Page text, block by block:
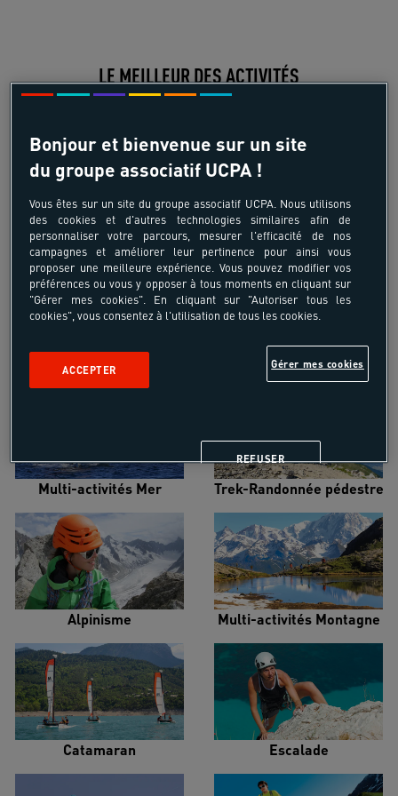
LE MEILLEUR DES ACTIVITÉS
Surf Snowboard
Ski alpin Plongée
Multi-activités Mer Trek-Randonnée pédestre
Alpinisme Multi-activités Montagne
Catamaran Escalade
Bonjour et bienvenue sur un site
du groupe associatif UCPA !
Vous êtes sur un site du groupe associatif UCPA. Nous utilisons
des cookies et d'autres technologies similaires afin de
personnaliser votre parcours, mesurer l'efficacité de nos
campagnes et améliorer leur pertinence pour ainsi vous
proposer une meilleure expérience. Vous pouvez modifier vos
préférences ou vous y opposer à tous moments en cliquant sur
"Gérer mes cookies". En cliquant sur "Autoriser tous les
cookies", vous consentez à l'utilisation de tous les cookies.
Gérer mes cookies
REFUSER
ACCEPTER